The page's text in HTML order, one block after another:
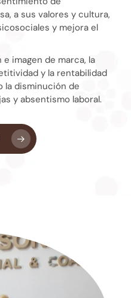
a sus valores y cultura,
y mejora el
imagen de marca, la
y la rentabilidad
la disminución de
y absentismo laboral.